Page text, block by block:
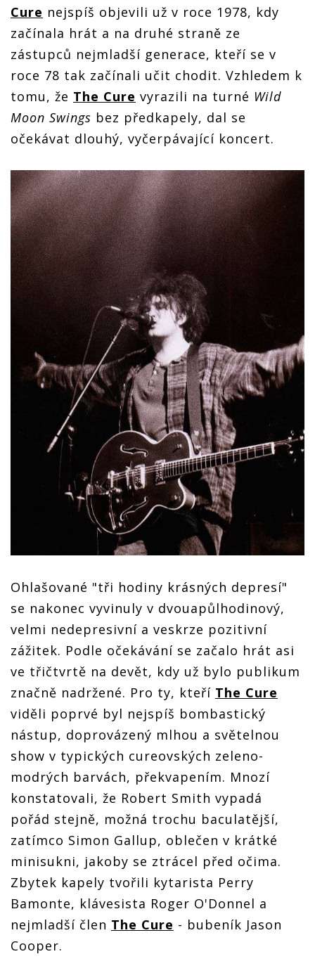
Cure nejspíš objevili už v roce 1978, kdy
začínala hrát a na druhé straně ze
zástupců nejmladší generace, kteří se v
roce 78 tak začínali učit chodit. Vzhledem k
tomu, že The Cure vyrazili na turné Wild
Moon Swings bez předkapely, dal se
očekávat dlouhý, vyčerpávající koncert.
Ohlašované "tři hodiny krásných depresí"
se nakonec vyvinuly v dvouapůlhodinový,
velmi nedepresivní a veskrze pozitivní
zážitek. Podle očekávání se začalo hrát asi
ve třičtvrtě na devět, kdy už bylo publikum
značně nadržené. Pro ty, kteří The Cure
viděli poprvé byl nejspíš bombastický
nástup, doprovázený mlhou a světelnou
show v typických cureovských zeleno-
modrých barvách, překvapením. Mnozí
konstatovali, že Robert Smith vypadá
pořád stejně, možná trochu baculatější,
zatímco Simon Gallup, oblečen v krátké
minisukni, jakoby se ztrácel před očima.
Zbytek kapely tvořili kytarista Perry
Bamonte, klávesista Roger O'Donnel a
nejmladší člen The Cure - bubeník Jason
Cooper.